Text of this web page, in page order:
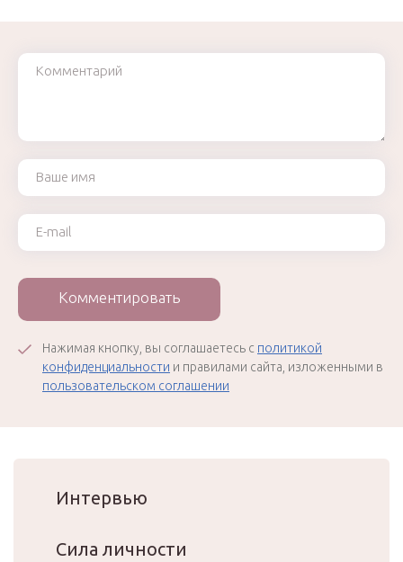
Комментарий
Ваше имя
Ваш e-mail
Комментировать
Нажимая кнопку, вы соглашаетесь с политикой
конфиденциальности и правилами сайта, изложенными в
пользовательском соглашении
Интервью
Сила личности